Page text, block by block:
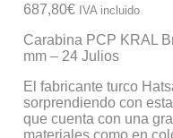
687,80€ IVA incluido
Carabina PCP KRAL
mm – 24 Julios
El fabricante turco
sorprendiendo con
que cuenta con una
materiales como en